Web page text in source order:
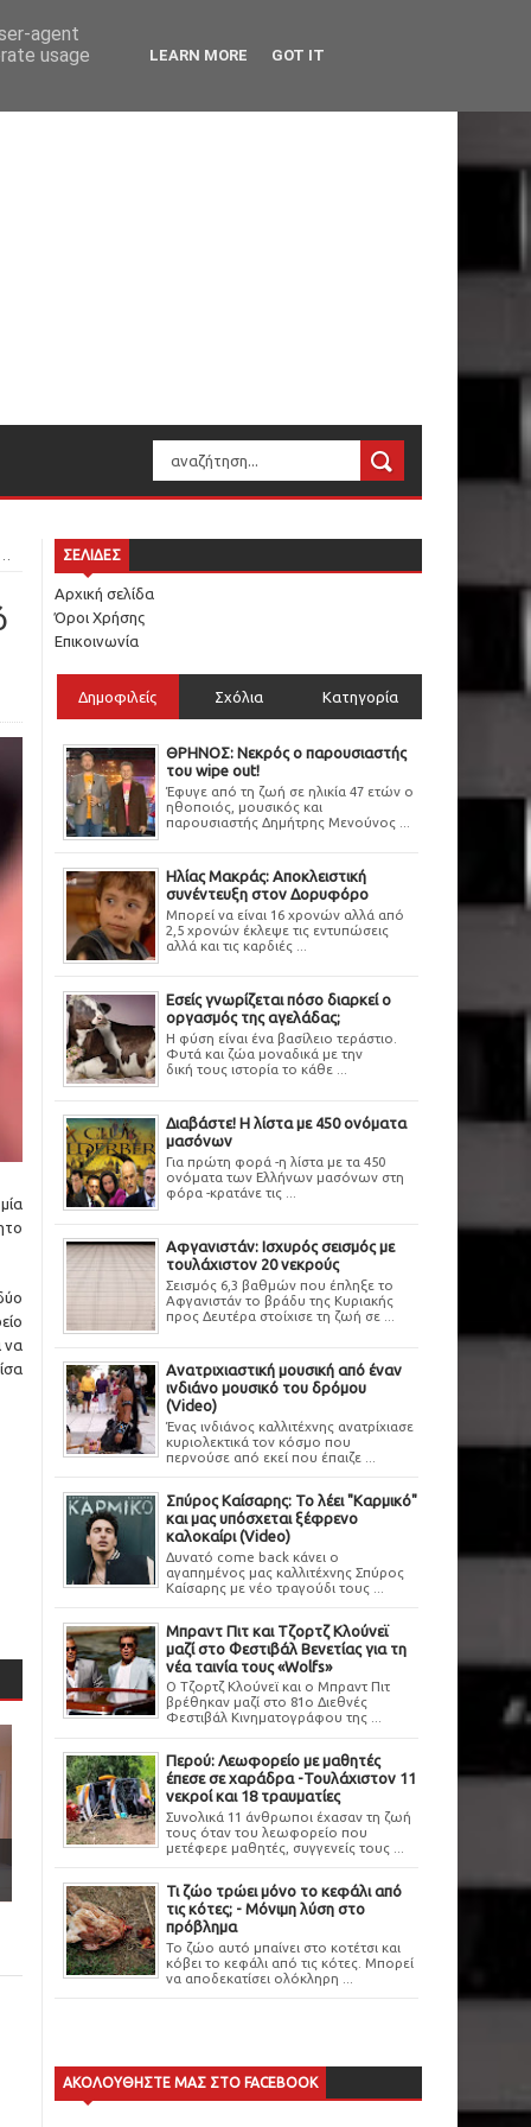
να
ΣΕΛΙΔΕΣ
Αρχική σελίδα
Όροι Χρήσης
Επικοινωνία
Δημοφιλείς Σχόλια Κατηγορία
ΘΡΗΝΟΣ: Νεκρός ο παρουσιαστής
του wipe out!
Έφυγε από τη ζωή σε ηλικία 47 ετών ο
ηθοποιός, μουσικός και
παρουσιαστής Δημήτρης Μενούνος ...
Ηλίας Μακράς: Αποκλειστική
συνέντευξη στον Δορυφόρο
Μπορεί να είναι 16 χρονών αλλά από
2,5 χρονών έκλεψε τις εντυπώσεις
αλλά και τις καρδιές ...
Εσείς γνωρίζεται πόσο διαρκεί ο
οργασμός της αγελάδας;
Η φύση είναι ένα βασίλειο τεράστιο.
Φυτά και ζώα μοναδικά με την
δική τους ιστορία το κάθε ...
Διαβάστε! Η λίστα με 450 ονόματα
μασόνων
Για πρώτη φορά -η λίστα με τα 450
ονόματα των Ελλήνων μασόνων στη
φόρα -κρατάνε τις ...
Αφγανιστάν: Ισχυρός σεισμός με
τουλάχιστον 20 νεκρούς
Σεισμός 6,3 βαθμών που έπληξε το
Αφγανιστάν το βράδυ της Κυριακής
προς Δευτέρα στοίχισε τη ζωή σε ...
Ανατριχιαστική μουσική από έναν
ινδιάνο μουσικό του δρόμου
(Video)
Ένας ινδιάνος καλλιτέχνης ανατρίχιασε
κυριολεκτικά τον κόσμο που
περνούσε από εκεί που έπαιζε ...
Σπύρος Καίσαρης: Το λέει "Καρμικό"
και μας υπόσχεται ξέφρενο
καλοκαίρι (Video)
Δυνατό come back κάνει ο
αγαπημένος μας καλλιτέχνης Σπύρος
Καίσαρης με νέο τραγούδι τους ...
Μπραντ Πιτ και Τζορτζ Κλούνεϊ
μαζί στο Φεστιβάλ Βενετίας για τη
νέα ταινία τους «Wolfs»
Ο Τζορτζ Κλούνεϊ και ο Μπραντ Πιτ
βρέθηκαν μαζί στο 81ο Διεθνές
Φεστιβάλ Κινηματογράφου της ...
Περού: Λεωφορείο με μαθητές
έπεσε σε χαράδρα -Τουλάχιστον 11
νεκροί και 18 τραυματίες
Συνολικά 11 άνθρωποι έχασαν τη ζωή
τους όταν του λεωφορείο που
μετέφερε μαθητές, συγγενείς τους ...
Τι ζώο τρώει μόνο το κεφάλι από
τις κότες; - Μόνιμη λύση στο
πρόβλημα
Το ζώο αυτό μπαίνει στο κοτέτσι και
κόβει το κεφάλι από τις κότες. Μπορεί
να αποδεκατίσει ολόκληρη ...
ΑΚΟΛΟΥΘΗΣΤΕ ΜΑΣ ΣΤΟ FACEBOOK
agent
usage
LEARN MORE GOT IT